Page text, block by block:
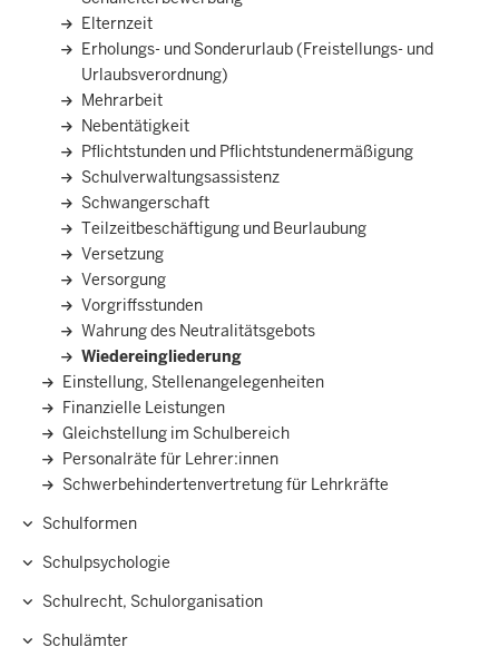
Elternzeit
Erholungs- und Sonderurlaub (Freistellungs- und
Urlaubsverordnung)
Mehrarbeit
Nebentätigkeit
Pflichtstunden und Pflichtstundenermäßigung
Schulverwaltungsassistenz
Schwangerschaft
Teilzeitbeschäftigung und Beurlaubung
Versetzung
Versorgung
Vorgriffsstunden
Wahrung des Neutralitätsgebots
Wiedereingliederung
Einstellung, Stellenangelegenheiten
Finanzielle Leistungen
Gleichstellung im Schulbereich
Personalräte für Lehrer:innen
Schwerbehindertenvertretung für Lehrkräfte
Schulformen
Schulpsychologie
Schulrecht, Schulorganisation
Schulämter